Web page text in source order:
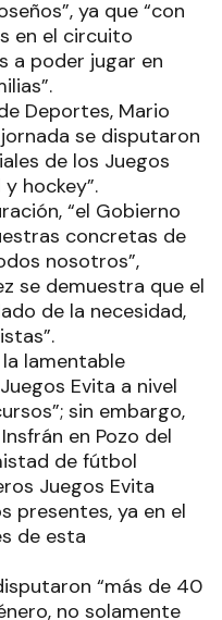
ya que “con
en el circuito
a poder jugar en
Deportes, Mario
se disputaron
de los Juegos
hockey”.
“el Gobierno
concretas de
nosotros”,
se demuestra que el
de la necesidad,
lamentable
Evita a nivel
sin embargo,
en Pozo del
de fútbol
Juegos Evita
presentes, ya en el
de esta
“más de 40
no solamente